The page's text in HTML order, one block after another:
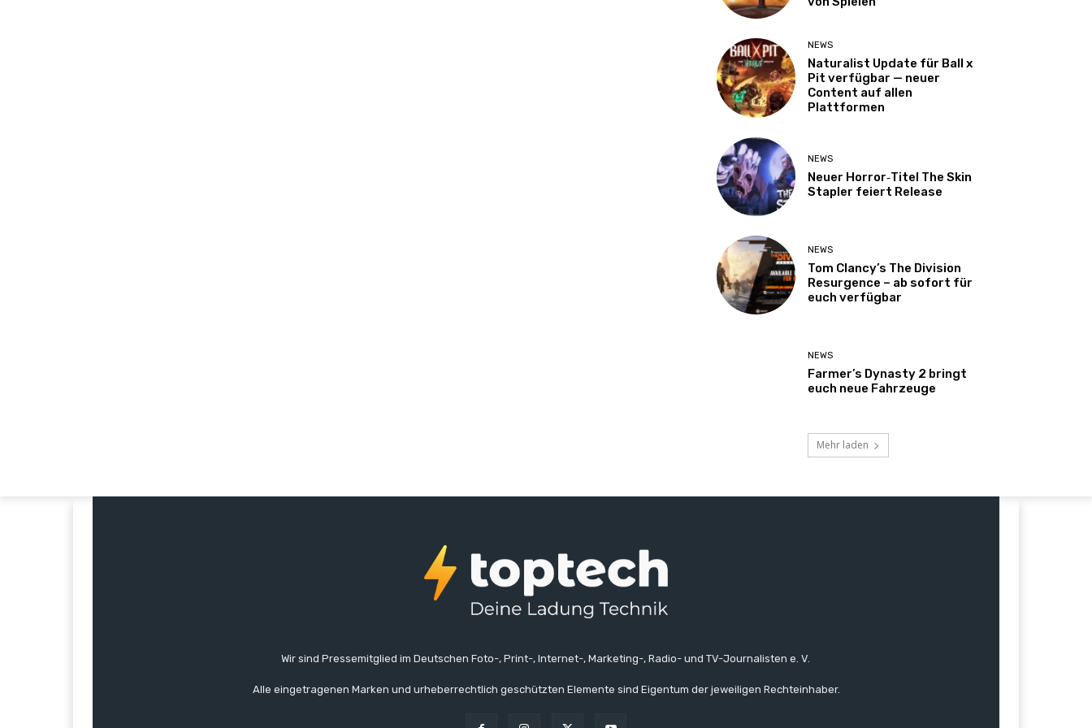
NEWS
Naturalist Update für Ball x
Pit verfügbar — neuer
Content auf allen
Plattformen
NEWS
Neuer Horror‑Titel The Skin
Stapler feiert Release
NEWS
Tom Clancy’s The Division
Resurgence – ab sofort für
euch verfügbar
NEWS
Farmer’s Dynasty 2 bringt
euch neue Fahrzeuge
Mehr laden
Wir sind Pressemitglied im Deutschen Foto-, Print-, Internet-, Marketing-, Radio- und TV-Journalisten e. V.
Alle eingetragenen Marken und urheberrechtlich geschützten Elemente sind Eigentum der jeweiligen Rechteinhaber.